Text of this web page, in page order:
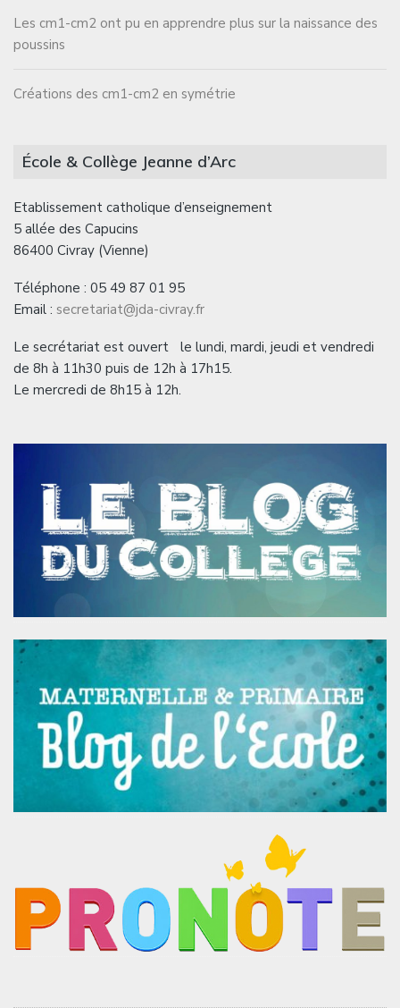
Les cm1-cm2 ont pu en apprendre plus sur la naissance des
poussins
Créations des cm1-cm2 en symétrie
École & Collège Jeanne d’Arc
Etablissement catholique d’enseignement
5 allée des Capucins
86400 Civray (Vienne)
Téléphone : 05 49 87 01 95
Email : secretariat@jda-civray.fr
Le secrétariat est ouvert le lundi, mardi, jeudi et vendredi
de 8h à 11h30 puis de 12h à 17h15.
Le mercredi de 8h15 à 12h.